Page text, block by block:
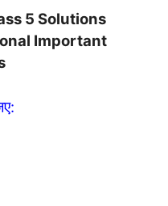
5 Solutions
Important